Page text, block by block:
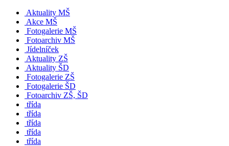
Aktuality MŠ
Akce MŠ
Fotogalerie MŠ
Fotoarchiv MŠ
Jídelníček
Aktuality ZŠ
Aktuality ŠD
Fotogalerie ZŠ
Fotogalerie ŠD
Fotoarchiv ZŠ, ŠD
třída
třída
třída
třída
třída